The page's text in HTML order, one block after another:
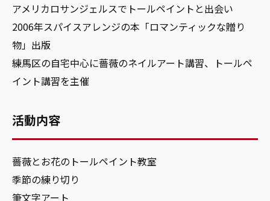
アメリカロサンジェルスでトールペイントと出会い
2006年スパイスアレンジの本「ロマンティックな贈り
物」出版
練馬区の自宅中心に薔薇のネイルアート講習、トールペ
イント講習を主催
活動内容
薔薇とお花のトールペイント教室
季節の練り切り
筆文字アート